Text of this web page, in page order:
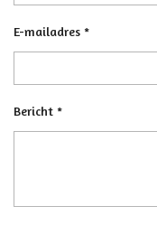
E-mailadres *
Bericht *